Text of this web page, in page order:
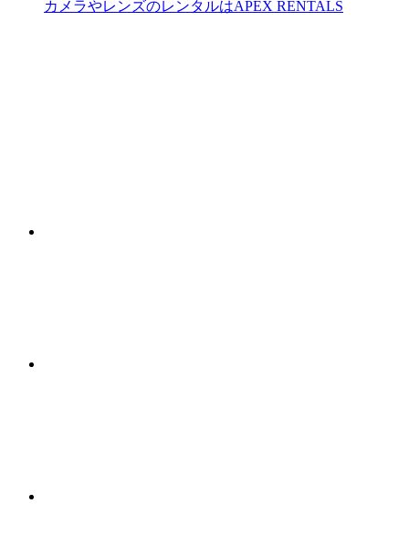
カメラやレンズのレンタルはAPEX RENTALS